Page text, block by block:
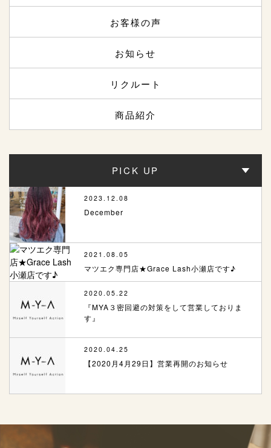
お客様の声
お知らせ
リクルート
商品紹介
PICK UP
2023.12.08
December
2021.08.05
マツエク専門店★Grace Lash小瀬店です♪
2020.05.22
『MYA３密回避の対策をして営業しておりま
す』
2020.04.25
【2020月4月29日】営業再開のお知らせ